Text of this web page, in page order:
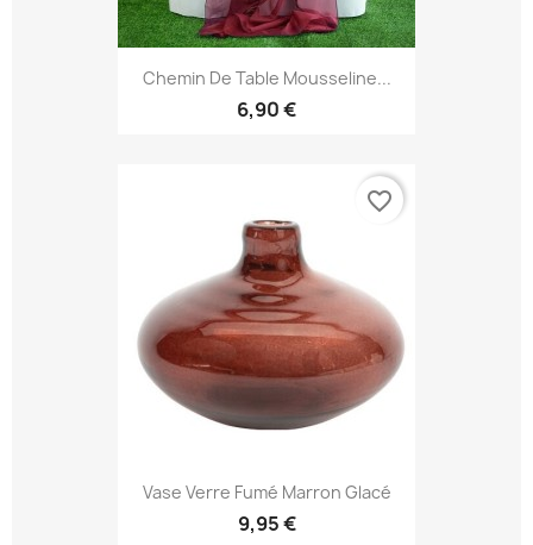
Chemin De Table Mousseline...
6,90 €
Vase Verre Fumé Marron Glacé
9,95 €
favorite_border